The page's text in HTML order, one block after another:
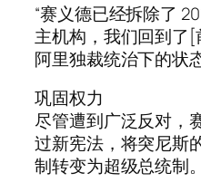
“赛义德已经拆除了
主机构，我们回到了
阿里独裁统治下的状
巩固权力
尽管遭到广泛反对，
过新宪法，将突尼斯
制转变为超级总统制。